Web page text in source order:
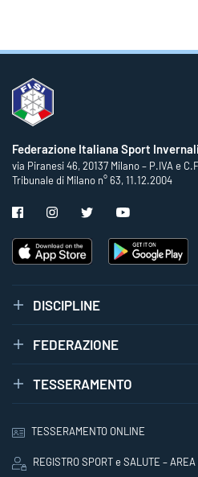
Federazione Italiana Sport Invernali
via Piranesi 46, 20137 Milano – P.IVA e
Tribunale di Milano n° 63, 11.12.2004
DISCIPLINE
FEDERAZIONE
TESSERAMENTO
TESSERAMENTO ONLINE
REGISTRO SPORT e SALUTE – AREA